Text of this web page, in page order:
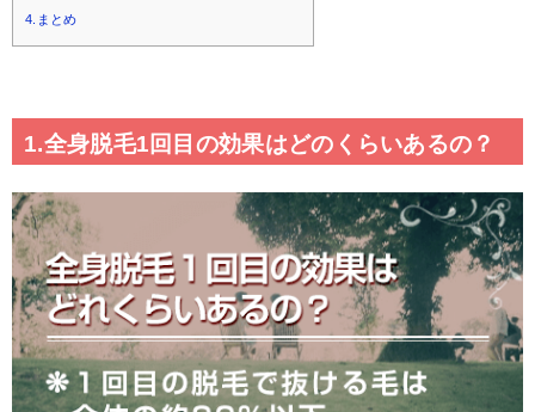
4.まとめ
1.全身脱毛1回目の効果はどのくらいあるの？